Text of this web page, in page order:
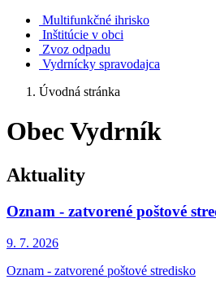
Multifunkčné ihrisko
Inštitúcie v obci
Zvoz odpadu
Vydrnícky spravodajca
Úvodná stránka
Obec Vydrník
Aktuality
Oznam - zatvorené poštové
9. 7. 2026
Oznam - zatvorené poštové stredisko